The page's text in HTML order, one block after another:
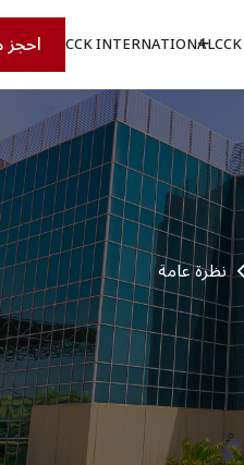
CCK INTERNATIONAL احجز
نظرة عامة